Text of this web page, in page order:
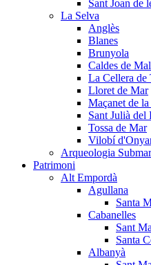
Sant Joan de
La Selva
Anglès
Blanes
Brunyola
Caldes de
La Cellera de
Lloret de Mar
Maçanet de la
Sant Julià
Tossa de Mar
Vilobí
Arqueologia
Patrimoni
Alt Empordà
Agullana
Santa
Cabanelles
Sant
Santa
Albanyà